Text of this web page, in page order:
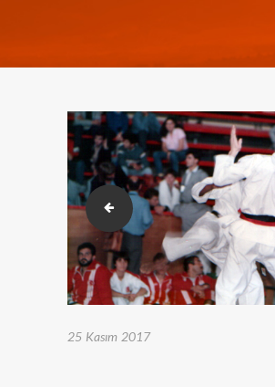
Boğaziçi Karate Şampiyonası
25 Kasım 2017